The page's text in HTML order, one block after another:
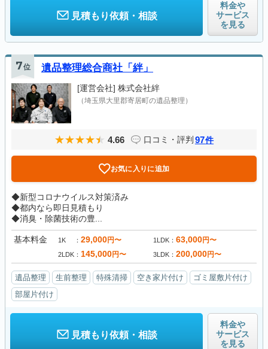
見積もり依頼・相談
料金や
サービス
を見る
7位 遺品整理総合商社「絆」
[運営会社] 株式会社絆
（埼玉県大里郡寄居町の遺品整理）
4.66 口コミ・評判 97件
お気に入りに追加
◆新型コロナウイルス対策済み
◆都内なら即日見積もり
◆消臭・除菌技術の豊...
基本料金 1K 29,000円〜 1LDK 63,000円〜
2LDK 145,000円〜 3LDK 200,000円〜
遺品整理 生前整理 特殊清掃 空き家片付け
ゴミ屋敷片付け
部屋片付け
見積もり依頼・相談
料金や
サービス
を見る